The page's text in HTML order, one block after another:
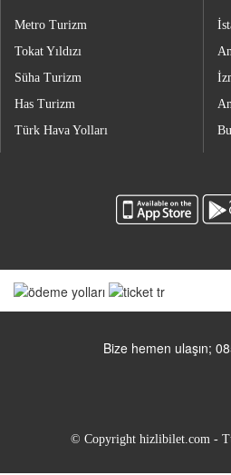
Metro Turizm
Tokat Yıldızı
Süha Turizm
Has Turizm
Türk Hava Yolları
Bize hemen ulaşın;
© Copyright hizlibilet.com -